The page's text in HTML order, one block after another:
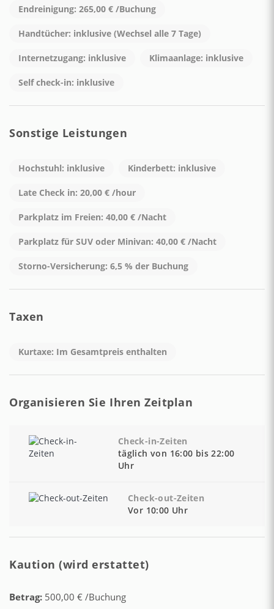
Zu Fuß erreichbar sind:
• 3 Restaurants/Bars (Moressa, Kasai, M'ama)
• Lokale Bushaltestelle - ca. 50 Meter
• Bushaltestelle SITA - ca. 150 Meter
Endreinigung: 265,00 € /Buchung
Handtücher: inklusive (Wechsel alle 7 Tage)
Internetzugang: inklusive Klimaanlage: inklusive
Self check-in: inklusive
Sonstige Leistungen
Hochstuhl: inklusive Kinderbett: inklusive
Late Check in: 20,00 € /hour
Parkplatz im Freien: 40,00 € /Nacht
Parkplatz für SUV oder Minivan: 40,00 € /Nacht
Storno-Versicherung: 6,5 % der Buchung
Taxen
Kurtaxe: Im Gesamtpreis enthalten
Organisieren Sie Ihren Zeitplan
Check-in-Zeiten
täglich von 16:00 bis 22:00
Uhr
Check-out-Zeiten
Vor 10:00 Uhr
Kaution (wird erstattet)
Betrag: 500,00 € /Buchung